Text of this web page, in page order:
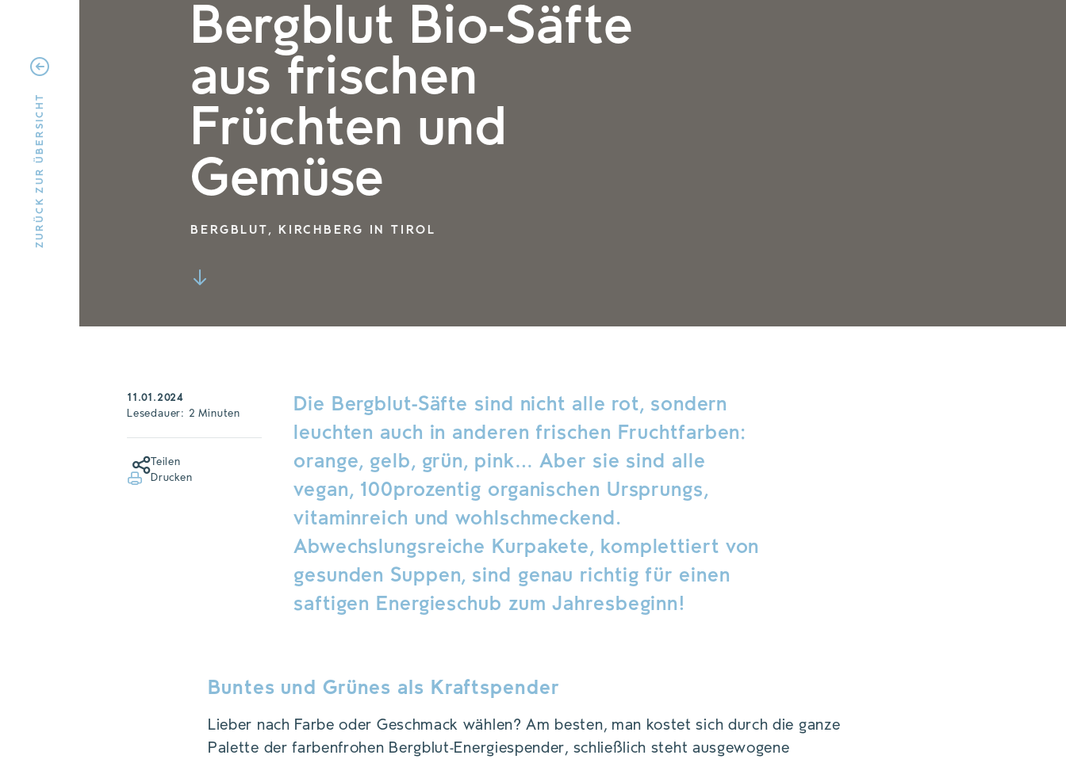
ZURÜCK ZUR ÜBERSICHT
Bergblut Bio-Säfte
aus frischen
Früchten und
Gemüse
BERGBLUT, KIRCHBERG IN TIROL
11.01.2024
Lesedauer: 2 Minuten
Teilen
Drucken
Die Bergblut-Säfte sind nicht alle rot, sondern
leuchten auch in anderen frischen Fruchtfarben:
orange, gelb, grün, pink… Aber sie sind alle
vegan, 100prozentig organischen Ursprungs,
vitaminreich und wohlschmeckend.
Abwechslungsreiche Kurpakete, komplettiert von
gesunden Suppen, sind genau richtig für einen
saftigen Energieschub zum Jahresbeginn!
Buntes und Grünes als Kraftspender
Lieber nach Farbe oder Geschmack wählen? Am besten, man kostet sich durch die ganze
Palette der farbenfrohen Bergblut-Energiespender, schließlich steht ausgewogene